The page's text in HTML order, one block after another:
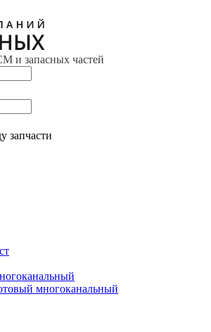
и запасных частей
запчасти
многоканальный